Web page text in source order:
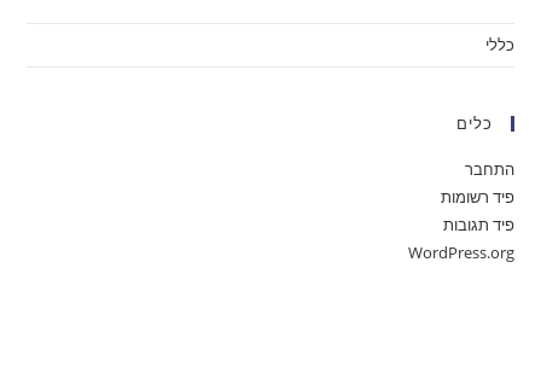
כללי
כלים
התחבר
פיד רשומות
פיד תגובות
WordPress.org